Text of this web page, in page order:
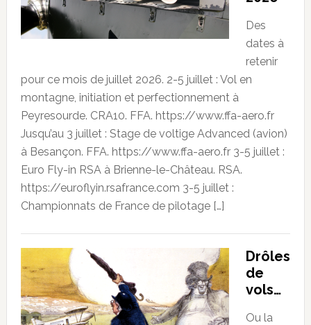
Des
dates à
retenir
pour ce mois de juillet 2026. 2-5 juillet : Vol en
montagne, initiation et perfectionnement à
Peyresourde. CRA10. FFA. https://www.ffa-aero.fr
Jusqu’au 3 juillet : Stage de voltige Advanced (avion)
à Besançon. FFA. https://www.ffa-aero.fr 3-5 juillet :
Euro Fly-in RSA à Brienne-le-Château. RSA.
https://euroflyin.rsafrance.com 3-5 juillet :
Championnats de France de pilotage […]
Drôles
de
vols…
Ou la